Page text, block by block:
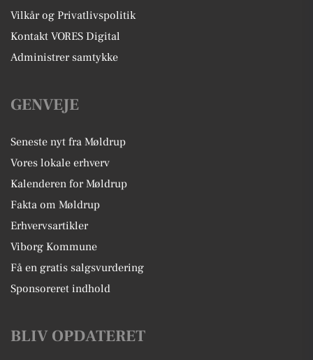
Vilkår og Privatlivspolitik
Kontakt VORES Digital
Administrer samtykke
GENVEJE
Seneste nyt fra Møldrup
Vores lokale erhverv
Kalenderen for Møldrup
Fakta om Møldrup
Erhvervsartikler
Viborg Kommune
Få en gratis salgsvurdering
Sponsoreret indhold
BLIV OPDATERET